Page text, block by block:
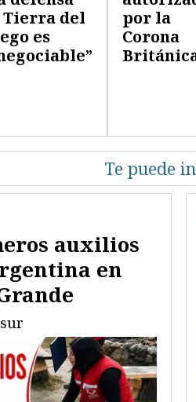
Tierra del
es
por la
Corona
Te puede
auxilios
en